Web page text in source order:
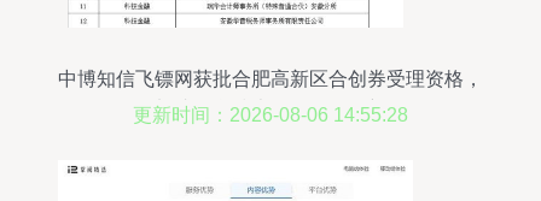
中博知信飞镖网获批合肥高新区合创券受理资格，
加速信息技术咨询服务创新
更新时间：2026-08-06 14:55:28